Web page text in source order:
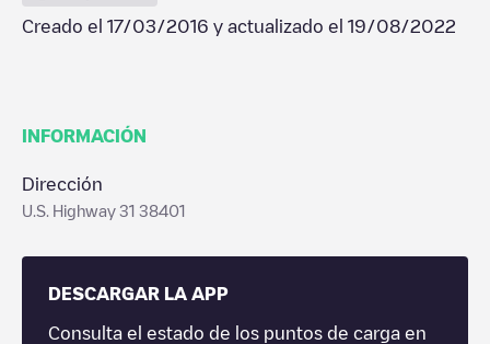
Creado el 17/03/2016 y actualizado el 19/08/2022
INFORMACIÓN
Dirección
U.S. Highway 31 38401
DESCARGAR LA APP
Consulta el estado de los puntos de carga en